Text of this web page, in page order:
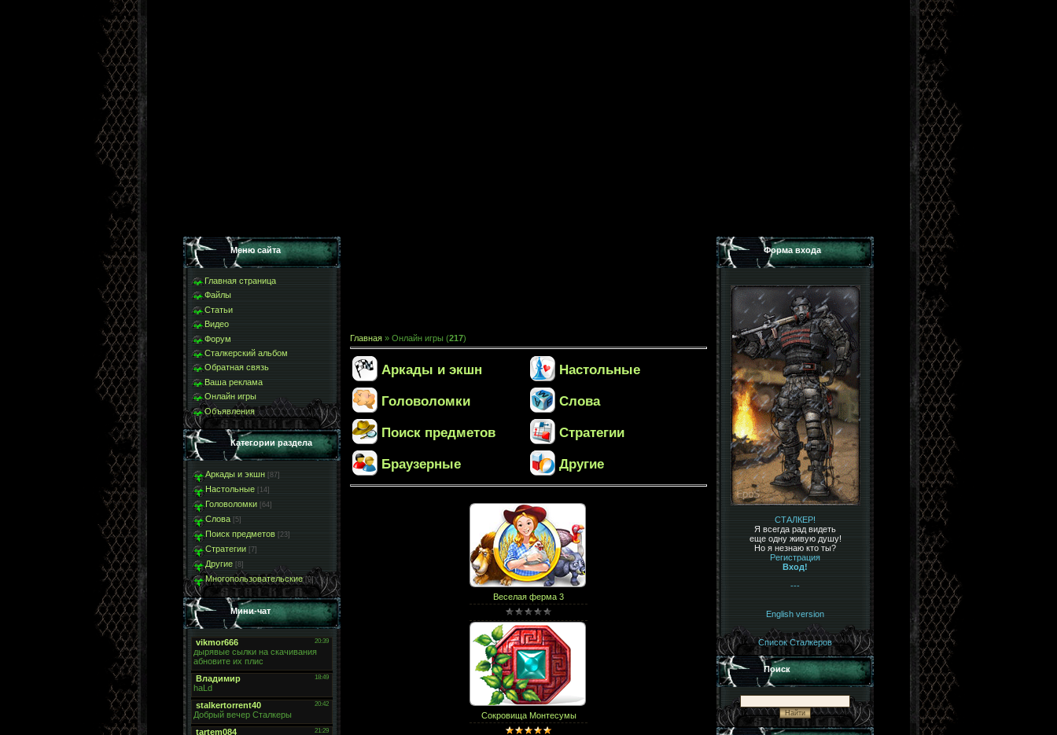
Меню сайта
Главная страница
Файлы
Статьи
Видео
Форум
Сталкерский альбом
Обратная связь
Ваша реклама
Онлайн игры
Объявления
Категории раздела
Аркады и экшн [87]
Настольные [14]
Головоломки [64]
Слова [5]
Поиск предметов [23]
Стратегии [7]
Другие [8]
Многопользовательские [9]
Мини-чат
Главная » Онлайн игры (217)
Аркады и экшн
Настольные
Головоломки
Слова
Поиск предметов
Стратегии
Браузерные
Другие
Веселая ферма 3
Сокровища Монтесумы
Форма входа
СТАЛКЕР!
Я всегда рад видеть
еще одну живую душу!
Но я незнаю кто ты?
Регистрация
Вход!
---
English version
Список Сталкеров
Поиск